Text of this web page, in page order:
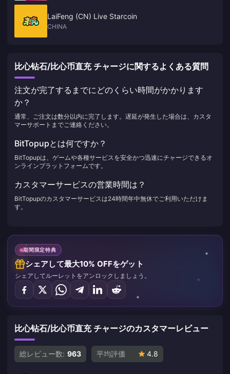
LaiFeng (CN) Live Starcoin
CHINA
比心钻石/比心币直充 チャージに関するよくある質問
注文が完了するまでにどのくらい時間がかかります
か？
通常、ご注文は数分以内に完了します。遅延が発生した場合は、カスタ
マーサポートまでご連絡ください。
BitTopupとは何ですか？
BitTopupは、ゲームや各種サービスを安全かつ迅速にチャージできるオ
ンラインプラットフォームです。
カスタマーサービスの営業時間は？
BitTopupのカスタマーサービスは24時間年中無休でご利用いただけま
す。
期間限定特典
シェアして最大10% OFFをゲット
シェアしてルーレットをアンロックしましょう。
比心钻石/比心币直充 チャージのカスタマーレビュー
総レビュー数: 963 平均評価 4.8